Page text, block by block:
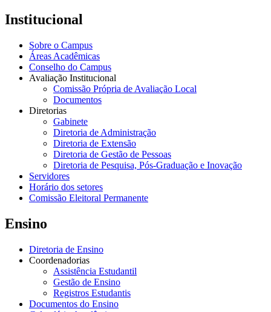
Institucional
Sobre o Campus
Áreas Acadêmicas
Conselho do Campus
Avaliação Institucional
Comissão Própria de Avaliação Local
Documentos
Diretorias
Gabinete
Diretoria de Administração
Diretoria de Extensão
Diretoria de Gestão de Pessoas
Diretoria de Pesquisa, Pós-Graduação e Inovação
Servidores
Horário dos setores
Comissão Eleitoral Permanente
Ensino
Diretoria de Ensino
Coordenadorias
Assistência Estudantil
Gestão de Ensino
Registros Estudantis
Documentos do Ensino